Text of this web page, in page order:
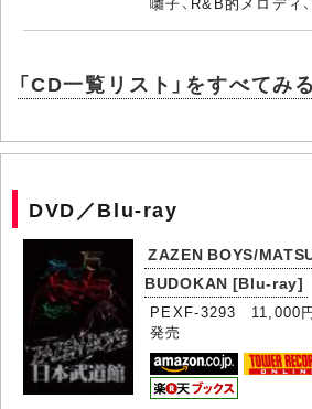
「CD一覧リスト」をすべてみ
DVD／Blu-ray
ZAZEN BOYS/
BUDOKAN [Blu-ray]
PEXF-3293 11,000円
発売